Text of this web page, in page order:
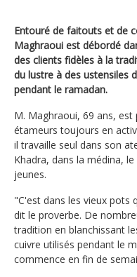
Entouré de faitouts et de
Maghraoui est débordé
des clients fidèles à la
du lustre à des ustensiles
pendant le ramadan.
M. Maghraoui, 69 ans,
étameurs toujours en
il travaille seul dans son
Khadra, dans la médina,
jeunes.
"C'est dans les vieux pots
dit le proverbe. De
tradition en blanchissant
cuivre utilisés pendant le
commence en fin de